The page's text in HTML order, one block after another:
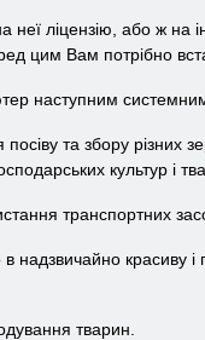
ліцензію, або ж на
цим Вам потрібно
наступним
та збору різних
культур і
транспортних
красиву
тварин.